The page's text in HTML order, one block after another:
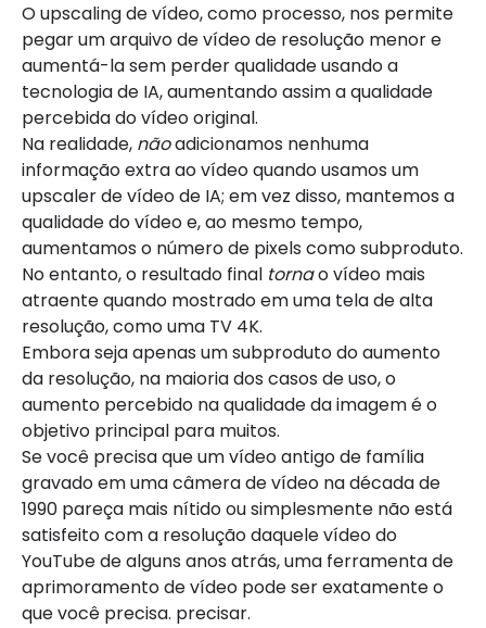
O upscaling de vídeo, como processo, nos permite
pegar um arquivo de vídeo de resolução menor e
aumentá-la sem perder qualidade usando a
tecnologia de IA, aumentando assim a qualidade
percebida do vídeo original.
Na realidade, nãoadicionamos nenhuma
informação extra ao vídeo quando usamos um
upscaler de vídeo de IA; em vez disso, mantemos a
qualidade do vídeo e, ao mesmo tempo,
aumentamos o número de pixels como subproduto.
No entanto, o resultado final tornao vídeo mais
atraente quando mostrado em uma tela de alta
resolução, como uma TV 4K.
Embora seja apenas um subproduto do aumento
da resolução, na maioria dos casos de uso, o
aumento percebido na qualidade da imagem é o
objetivo principal para muitos.
Se você precisa que um vídeo antigo de família
gravado em uma câmera de vídeo na década de
1990 pareça mais nítido ou simplesmente não está
satisfeito com a resolução daquele vídeo do
YouTube de alguns anos atrás, uma ferramenta de
aprimoramento de vídeo pode ser exatamente o
que você precisa. precisar.